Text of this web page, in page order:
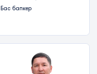
Бас бапкер